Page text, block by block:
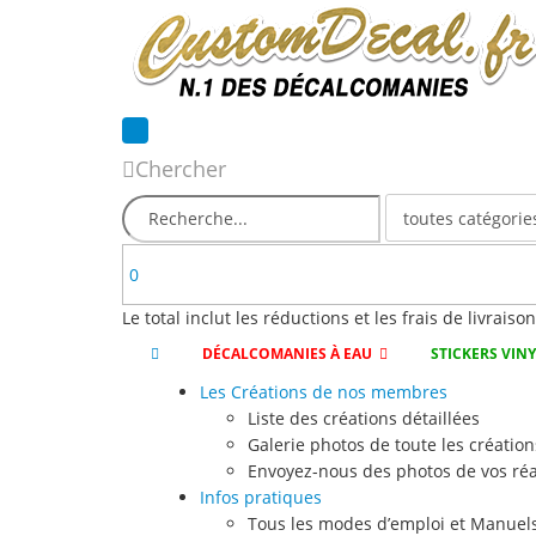
Chercher
0
Le total inclut les réductions et les frais de
DÉCALCOMANIES À EAU STICKERS
Les Créations de nos membres
Liste des créations détaillées
Galerie photos de toute les
Envoyez-nous des photos de vos
Infos pratiques
Tous les modes d’emploi et